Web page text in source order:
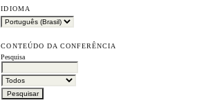
IDIOMA
CONTEÚDO DA CONFERÊNCIA
Pesquisa